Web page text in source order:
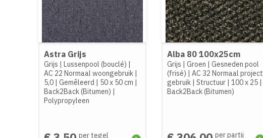
Astra Grijs
Grijs | Lussenpool (bouclé) |
AC 22 Normaal woongebruik |
5,0 | Gemêleerd | 50 x 50 cm |
Back2Back (Bitumen) |
Polypropyleen
per tegel
Alba 80 100x25cm
Grijs |Groen |Gesneden pool
(frisé) |AC 32 Normaal project
gebruik |Structuur |100 x 25 |
Back2Back (Bitumen)
per partij